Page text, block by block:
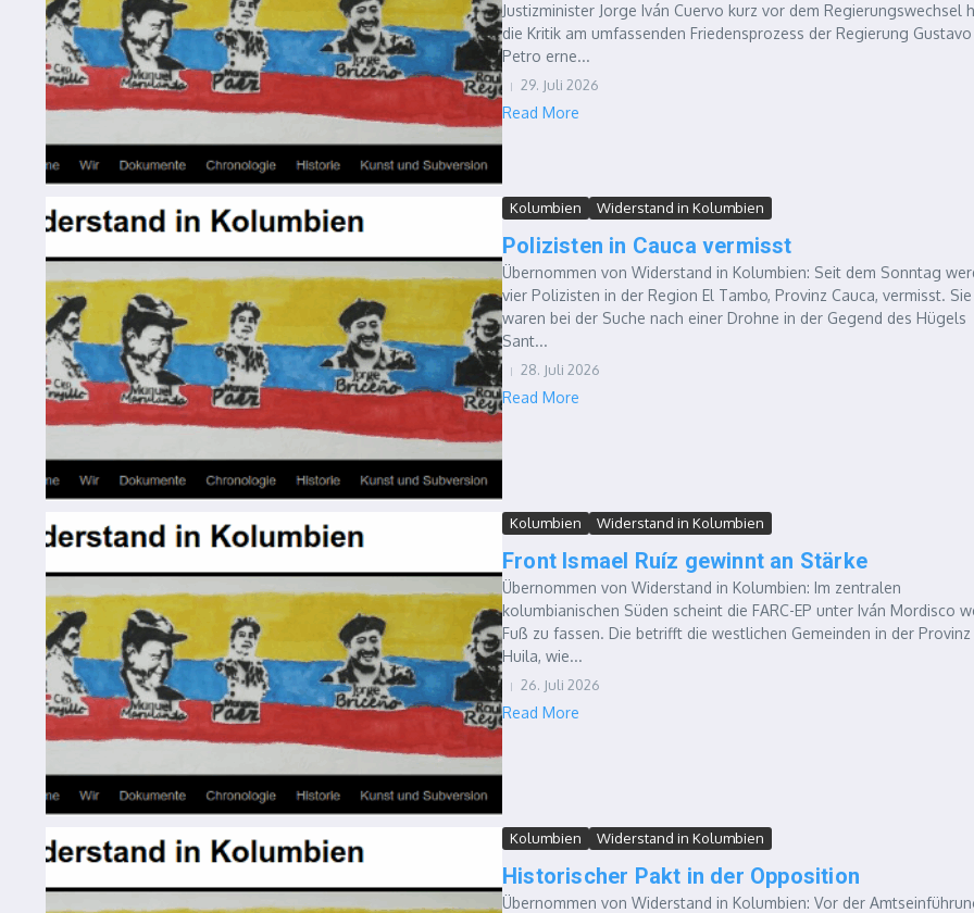
Justizminister Jorge Iván Cuervo kurz vor dem Regierungswechsel
die Kritik am umfassenden Friedensprozess der Regierung Gustavo
Petro erne...
29. Juli 2026
Read More
Kolumbien Widerstand in Kolumbien
Polizisten in Cauca vermisst
Übernommen von Widerstand in Kolumbien: Seit dem Sonntag
vier Polizisten in der Region El Tambo, Provinz Cauca, vermisst. Sie
waren bei der Suche nach einer Drohne in der Gegend des Hügels
Sant...
28. Juli 2026
Read More
Kolumbien Widerstand in Kolumbien
Front Ismael Ruíz gewinnt an Stärke
Übernommen von Widerstand in Kolumbien: Im zentralen
kolumbianischen Süden scheint die FARC-EP unter Iván Mordisco
Fuß zu fassen. Die betrifft die westlichen Gemeinden in der Provinz
Huila, wie...
26. Juli 2026
Read More
Kolumbien Widerstand in Kolumbien
Historischer Pakt in der Opposition
Übernommen von Widerstand in Kolumbien: Vor der